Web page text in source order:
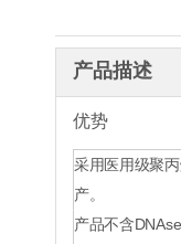
产品描述
优势
采用医用级聚
产。
产品不含